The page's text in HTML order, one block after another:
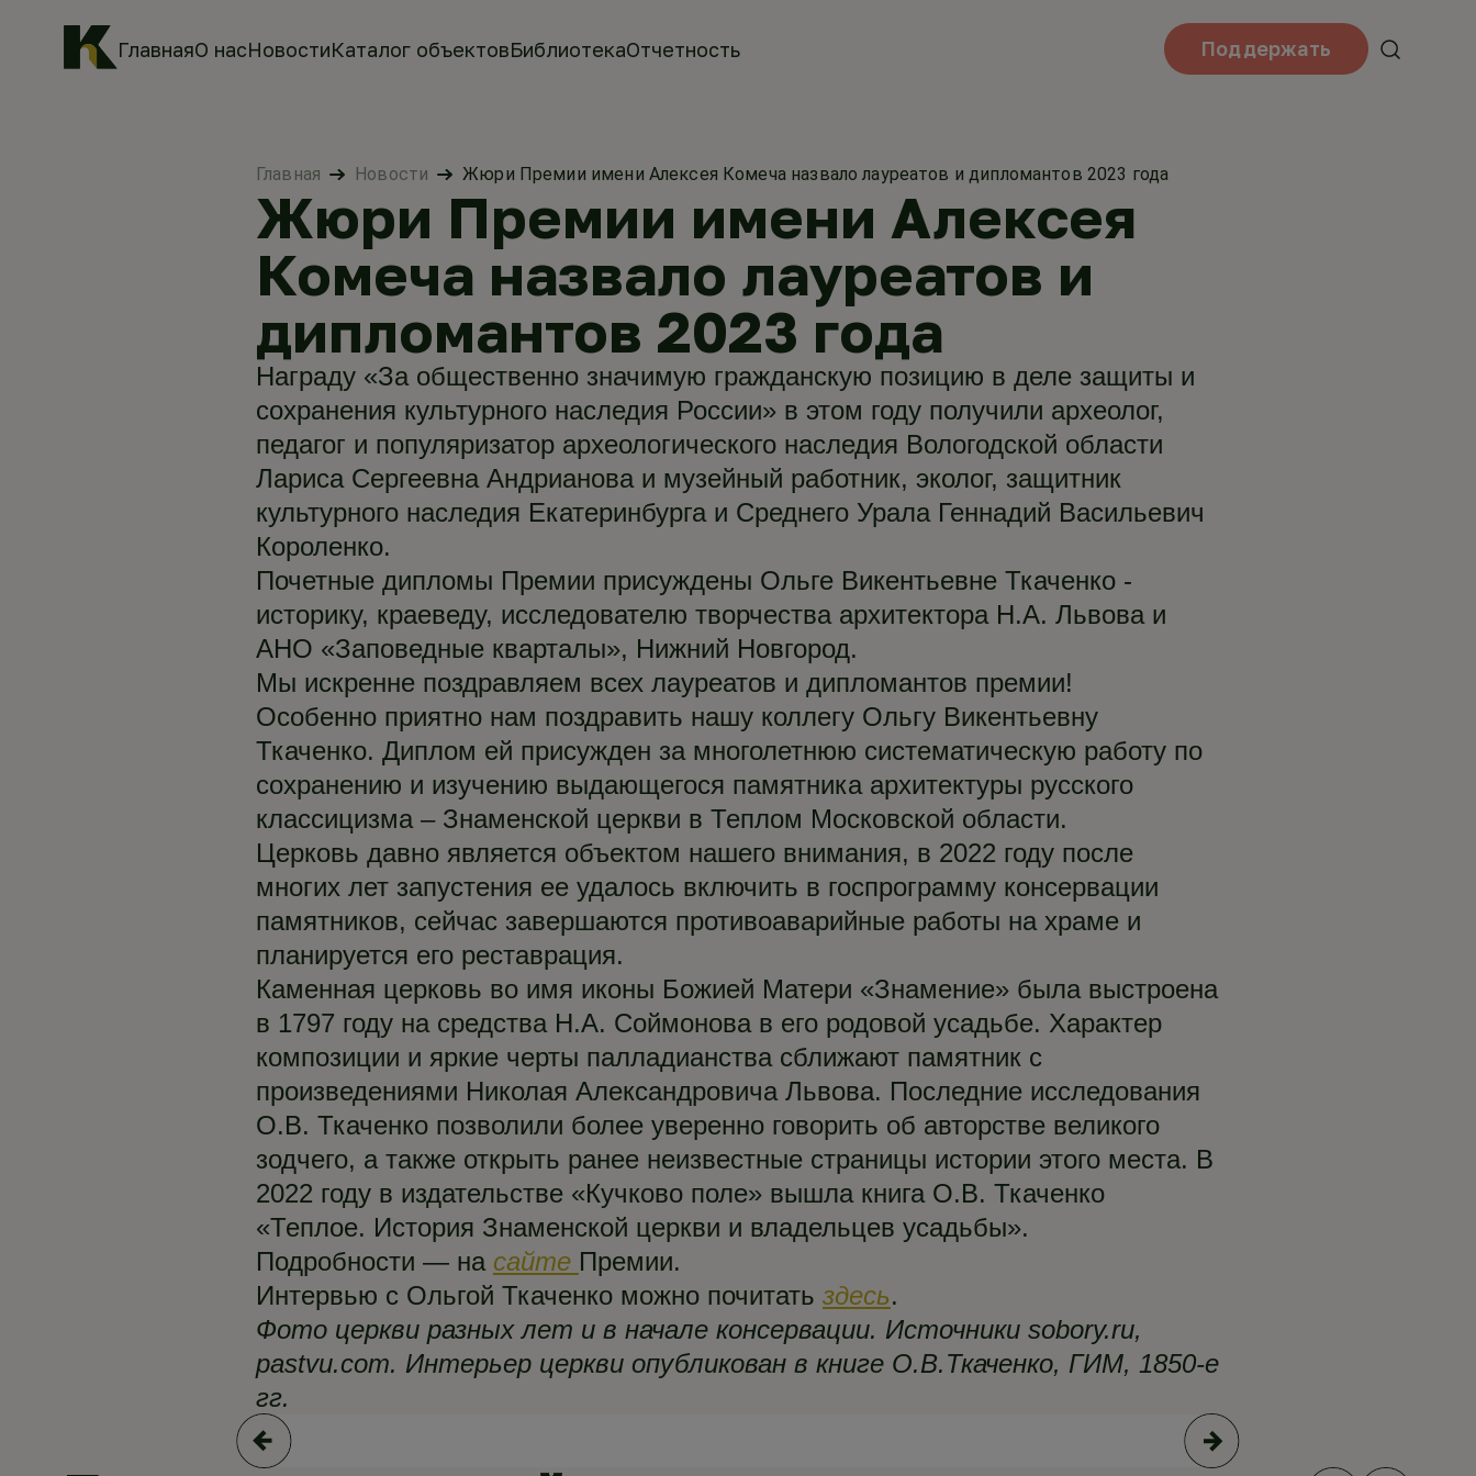
ГлавнаяО насНовостиКаталог объектовБиблиотекаОтчетность Поддержать
Главная Новости Жюри Премии имени Алексея Комеча назвало лауреатов и дипломантов 2023 года
Жюри Премии имени Алексея
Комеча назвало лауреатов и
дипломантов 2023 года
Награду «За общественно значимую гражданскую позицию в деле защиты и
сохранения культурного наследия России» в этом году получили археолог,
педагог и популяризатор археологического наследия Вологодской области
Лариса Сергеевна Андрианова и музейный работник, эколог, защитник
культурного наследия Екатеринбурга и Среднего Урала Геннадий Васильевич
Короленко.
Почетные дипломы Премии присуждены Ольге Викентьевне Ткаченко -
историку, краеведу, исследователю творчества архитектора Н.А. Львова и
АНО «Заповедные кварталы», Нижний Новгород.
Мы искренне поздравляем всех лауреатов и дипломантов премии!
Особенно приятно нам поздравить нашу коллегу Ольгу Викентьевну
Ткаченко. Диплом ей присужден за многолетнюю систематическую работу по
сохранению и изучению выдающегося памятника архитектуры русского
классицизма – Знаменской церкви в Теплом Московской области.
Церковь давно является объектом нашего внимания, в 2022 году после
многих лет запустения ее удалось включить в госпрограмму консервации
памятников, сейчас завершаются противоаварийные работы на храме и
планируется его реставрация.
Каменная церковь во имя иконы Божией Матери «Знамение» была выстроена
в 1797 году на средства Н.А. Соймонова в его родовой усадьбе. Характер
композиции и яркие черты палладианства сближают памятник с
произведениями Николая Александровича Львова. Последние исследования
О.В. Ткаченко позволили более уверенно говорить об авторстве великого
зодчего, а также открыть ранее неизвестные страницы истории этого места. В
2022 году в издательстве «Кучково поле» вышла книга О.В. Ткаченко
«Теплое. История Знаменской церкви и владельцев усадьбы».
Подробности — на сайте Премии.
Интервью с Ольгой Ткаченко можно почитать здесь.
Фото церкви разных лет и в начале консервации. Источники sobory.ru,
pastvu.com. Интерьер церкви опубликован в книге О.В.Ткаченко, ГИМ, 1850-е
гг.